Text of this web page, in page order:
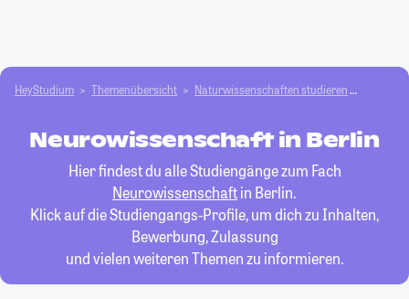
HeyStudium Themenübersicht Natur­wissenschaften studieren
Neurowissenschaft in Berlin
Hier findest du alle Studiengänge zum Fach
Neurowissenschaftin Berlin.
Klick auf die Studiengangs-Profile, um dich zu Inhalten,
Bewerbung, Zulassung
und vielen weiteren Themen zu informieren.